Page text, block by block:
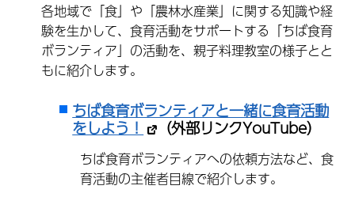
各地域で「食」や「農林水産業」に関する知識や経
験を生かして、食育活動をサポートする「ちば食育
ボランティア」の活動を、親子料理教室の様子とと
もに紹介します。
ちば食育ボランティアと一緒に食育活動
をしよう！ （外部リンクYouTube）
ちば食育ボランティアへの依頼方法など、食
育活動の主催者目線で紹介します。